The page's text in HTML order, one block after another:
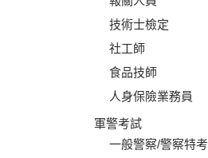
技術士檢定
社工師
食品技師
人身保險業務員
軍警考試
一般警察/警察特考